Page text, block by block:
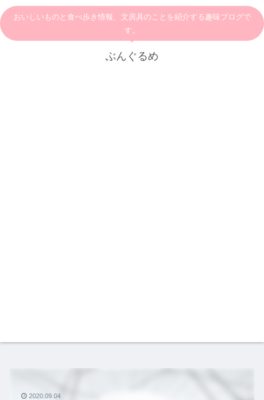
おいしいものと食べ歩き情報、文房具のことを紹介する趣味ブログで
す。
ぶんぐるめ
2020.09.04